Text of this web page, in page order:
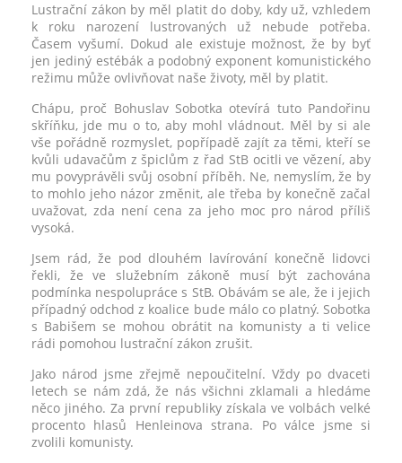
Lustrační zákon by měl platit do doby, kdy už, vzhledem
k roku narození lustrovaných už nebude potřeba.
Časem vyšumí. Dokud ale existuje možnost, že by byť
jen jediný estébák a podobný exponent komunistického
režimu může ovlivňovat naše životy, měl by platit.
Chápu, proč Bohuslav Sobotka otevírá tuto Pandořinu
skříňku, jde mu o to, aby mohl vládnout. Měl by si ale
vše pořádně rozmyslet, popřípadě zajít za těmi, kteří se
kvůli udavačům z špiclům z řad StB ocitli ve vězení, aby
mu povyprávěli svůj osobní příběh. Ne, nemyslím, že by
to mohlo jeho názor změnit, ale třeba by konečně začal
uvažovat, zda není cena za jeho moc pro národ příliš
vysoká.
Jsem rád, že pod dlouhém lavírování konečně lidovci
řekli, že ve služebním zákoně musí být zachována
podmínka nespolupráce s StB. Obávám se ale, že i jejich
případný odchod z koalice bude málo co platný. Sobotka
s Babišem se mohou obrátit na komunisty a ti velice
rádi pomohou lustrační zákon zrušit.
Jako národ jsme zřejmě nepoučitelní. Vždy po dvaceti
letech se nám zdá, že nás všichni zklamali a hledáme
něco jiného. Za první republiky získala ve volbách velké
procento hlasů Henleinova strana. Po válce jsme si
zvolili komunisty.